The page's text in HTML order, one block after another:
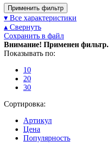
Применить фильтр
▾ Все характеристики
▴ Свернуть
Сохранить в файл
Внимание! Применен фильтр.
Показывать по:
10
20
30
Сортировка:
Артикул
Цена
Популярность